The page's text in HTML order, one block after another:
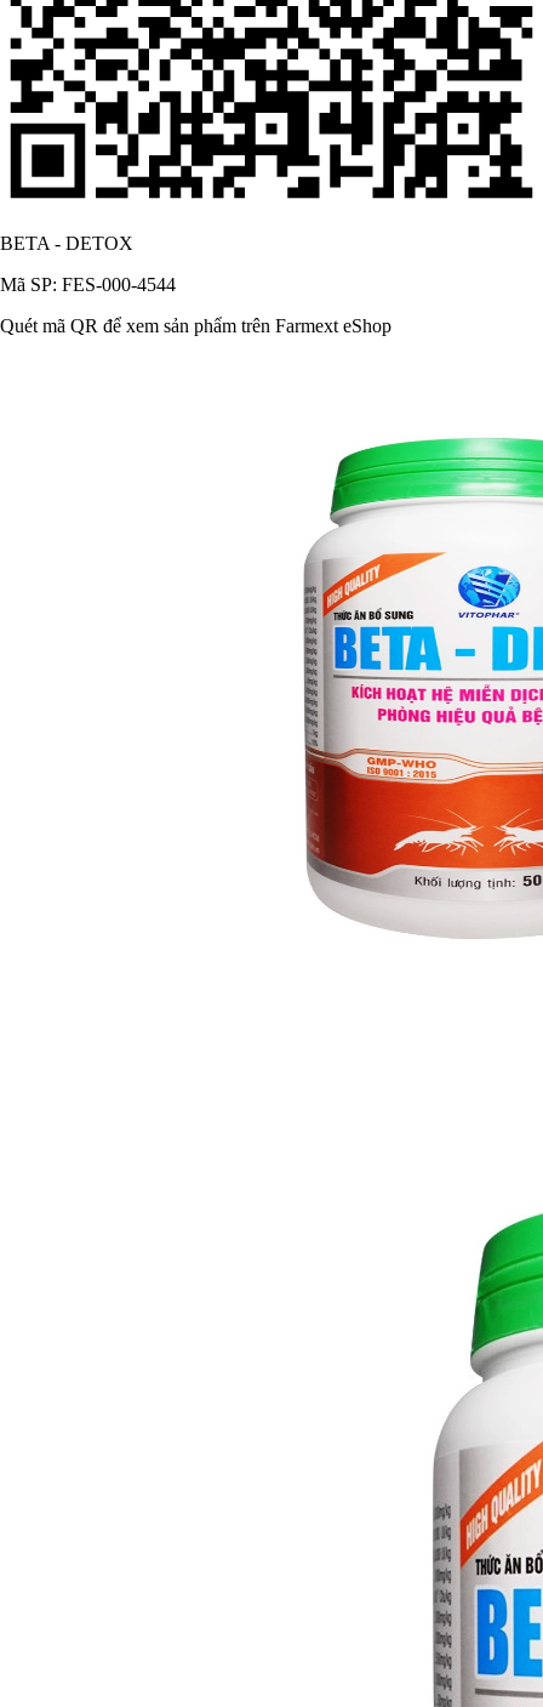
BETA - DETOX
Mã SP: FES-000-4544
Quét mã QR để xem sản phẩm trên Farmext eShop